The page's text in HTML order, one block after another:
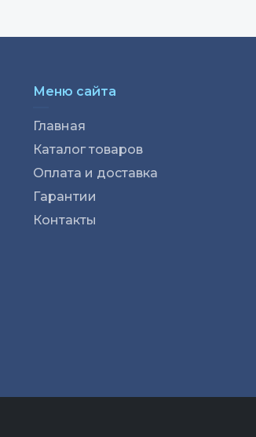
Меню сайта
Главная
Каталог товаров
Оплата и доставка
Гарантии
Контакты